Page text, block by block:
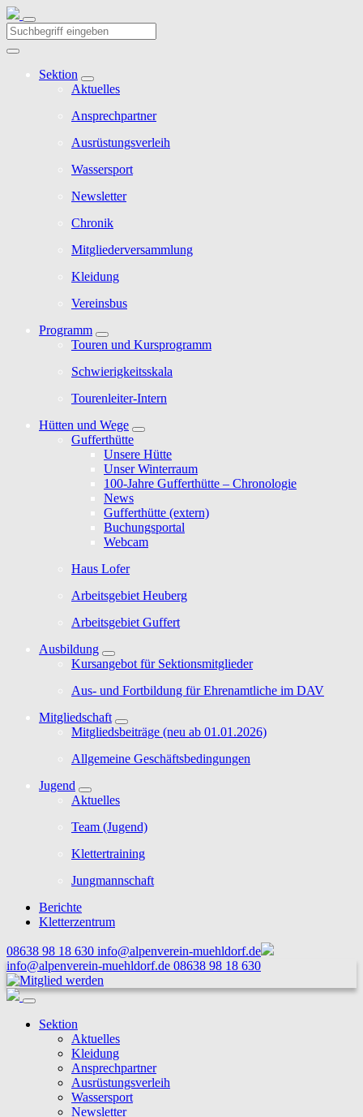
Sektion
Aktuelles
Ansprechpartner
Ausrüstungsverleih
Wassersport
Newsletter
Chronik
Mitgliederversammlung
Kleidung
Vereinsbus
Programm
Touren und Kursprogramm
Schwierigkeitsskala
Tourenleiter-Intern
Hütten und Wege
Gufferthütte
Unsere Hütte
Unser Winterraum
100-Jahre Gufferthütte – Chronologie
News
Gufferthütte (extern)
Buchungsportal
Webcam
Haus Lofer
Arbeitsgebiet Heuberg
Arbeitsgebiet Guffert
Ausbildung
Kursangebot für Sektionsmitglieder
Aus- und Fortbildung für Ehrenamtliche im DAV
Mitgliedschaft
Mitgliedsbeiträge (neu ab 01.01.2026)
Allgemeine Geschäftsbedingungen
Jugend
Aktuelles
Team (Jugend)
Klettertraining
Jungmannschaft
Berichte
Kletterzentrum
08638 98 18 630 info@alpenverein-muehldorf.de
info@alpenverein-muehldorf.de 08638 98 18 630
Sektion
Aktuelles
Kleidung
Ansprechpartner
Ausrüstungsverleih
Wassersport
Newsletter